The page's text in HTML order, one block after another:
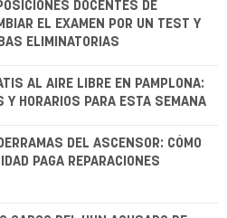
DOCENTES DE
EL EXAMEN POR UN TEST Y
ELIMINATORIAS
AL AIRE LIBRE EN PAMPLONA:
Y HORARIOS PARA ESTA SEMANA
DEL ASCENSOR: CÓMO
PAGA REPARACIONES